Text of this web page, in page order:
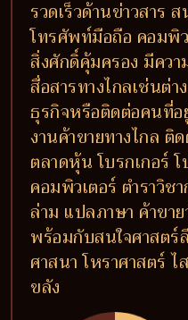
รวดเร็วด้านข่าวสาร
โทรศัพท์มือถือ คอมพิ
สิ่งศักดิ์คุ้มครอง มีควา
สื่อสารทางไกลเช่นต่า
ธุรกิจหรือติดต่อคนที่อ
งานค้าขายทางไกล ติ
ตลาดหุ้น โบรกเกอร์
คอมพิวเตอร์ ตำราวิช
ล่าม แปลภาษา ค้าขา
พร้อมกับสนใจศาสต
ศาสนา โหราศาสตร์ ไ
ขลัง